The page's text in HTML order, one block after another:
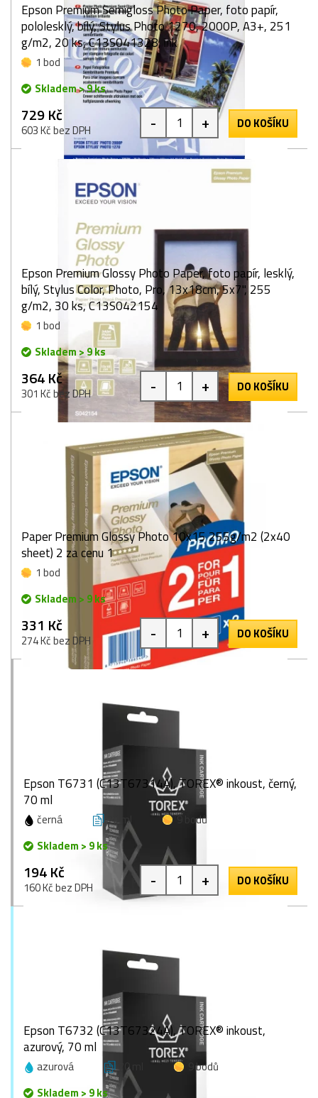
Epson Premium Semigloss Photo Paper, foto papír,
pololesklý, bílý, Stylus Photo 1270, 2000P, A3+, 251
g/m2, 20 ks, C13S041328, ink
1 bod
Skladem > 9 ks
729 Kč
603 Kč bez DPH - + DO KOŠÍKU
Epson Premium Glossy Photo Paper, foto papír, lesklý,
bílý, Stylus Color, Photo, Pro, 13x18cm, 5x7", 255
g/m2, 30 ks, C13S042154
1 bod
Skladem > 9 ks
364 Kč
301 Kč bez DPH - + DO KOŠÍKU
Paper Premium Glossy Photo 10x15 255g/m2 (2x40
sheet) 2 za cenu 1
1 bod
Skladem > 9 ks
331 Kč
274 Kč bez DPH - + DO KOŠÍKU
Epson T6731 (C13T67314A), TOREX® inkoust, černý,
70 ml
černá 70 ml
9 bodů
Skladem > 9 ks
194 Kč
160 Kč bez DPH - + DO KOŠÍKU
Epson T6732 (C13T67324A), TOREX® inkoust,
azurový, 70 ml
azurová 70 ml
9 bodů
Skladem > 9 ks